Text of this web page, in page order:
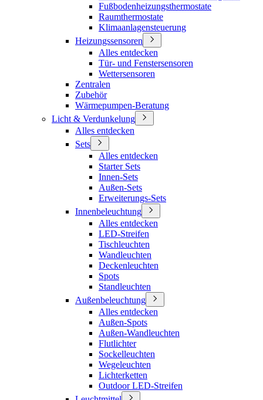
Fußbodenheizungsthermostate
Raumthermostate
Klimaanlagensteuerung
Heizungssensoren
Alles entdecken
Tür- und Fenstersensoren
Wettersensoren
Zentralen
Zubehör
Wärmepumpen-Beratung
Licht & Verdunkelung
Alles entdecken
Sets
Alles entdecken
Starter Sets
Innen-Sets
Außen-Sets
Erweiterungs-Sets
Innenbeleuchtung
Alles entdecken
LED-Streifen
Tischleuchten
Wandleuchten
Deckenleuchten
Spots
Standleuchten
Außenbeleuchtung
Alles entdecken
Außen-Spots
Außen-Wandleuchten
Flutlichter
Sockelleuchten
Wegeleuchten
Lichterketten
Outdoor LED-Streifen